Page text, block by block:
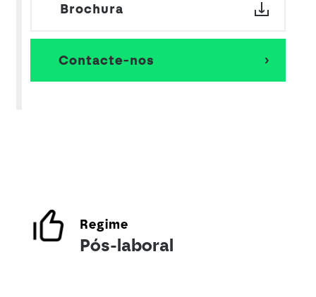
Brochura
Contacte-nos
Regime
Pós-laboral